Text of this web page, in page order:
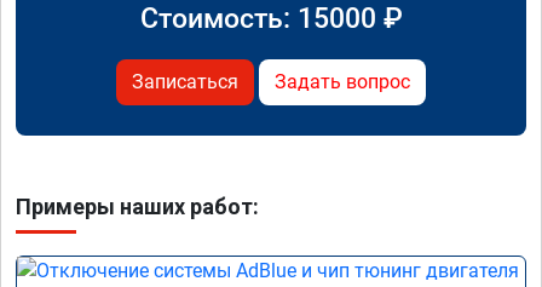
Стоимость: 15000 ₽
Записаться Задать вопрос
Примеры наших работ: